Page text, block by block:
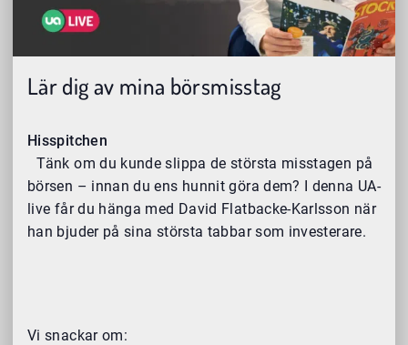
Lär dig av mina börsmisstag
Hisspitchen
Tänk om du kunde slippa de största misstagen på
börsen – innan du ens hunnit göra dem? I denna UA-
live får du hänga med David Flatbacke-Karlsson när
han bjuder på sina största tabbar som investerare.
Vi snackar om: